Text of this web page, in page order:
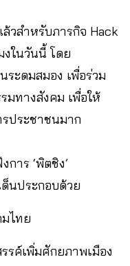
วสำหรับภารกิจ Hack
งในวันนี้ โดย
ะดมสมอง เพื่อร่วม
มทางสังคม เพื่อให้
ประชาชนมาก
าร ‘พิตชิง’
นประกอบด้วย
ไทย
รค์เพิ่มศักยภาพเมือง